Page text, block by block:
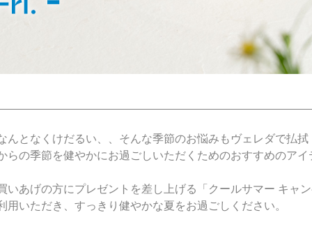
んとなくけだるい、、そんな季節のお悩みもヴェレダで払拭
らの季節を健やかにお過ごしいただくためのおすすめのア
いあげの方にプレゼントを差し上げる「クールサマー キャン
用いただき、すっきり健やかな夏をお過ごしください。